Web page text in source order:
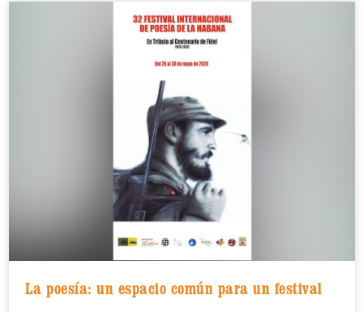
La poesía: un espacio común para un festival